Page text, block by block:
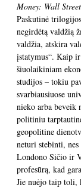
Money: Wall
Paskutinė
negirdėtą valdžią
valdžia, atskira
įstatymus“. Kaip
šiuolaikiniam
studijos – tokiu
svarbiausiuose
nieko arba beveik
politiniu
geopolitine
neturi stebinti,
Londono Sičio ir
profesūrą, kad
Jie nuėjo taip toli,